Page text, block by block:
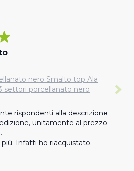
nero Smalto top Ala
settori porcellanato nero
rispondenti alla descrizione
unitamente al prezzo
Infatti ho riacquistato.